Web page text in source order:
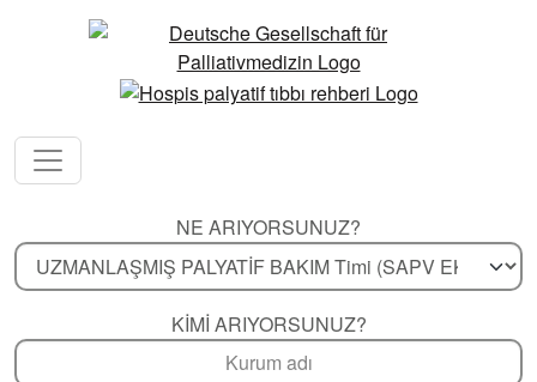
NE ARIYORSUNUZ?
KIMI ARIYORSUNUZ?